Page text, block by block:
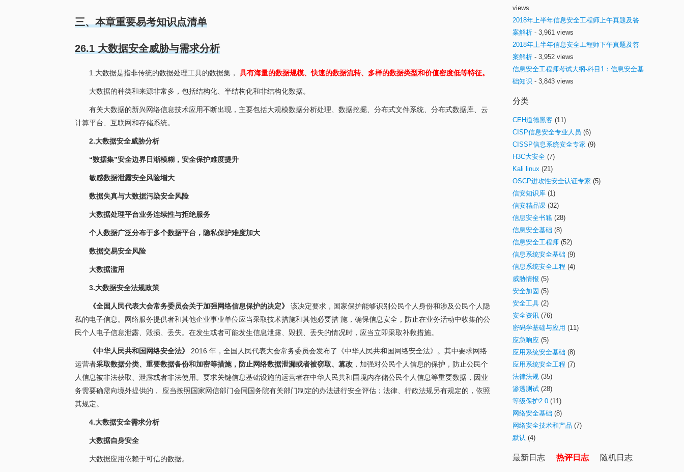
三、本章重要易考知识点清单
26.1 大数据安全威胁与需求分析
1.大数据是指非传统的数据处理工具的数据集， 具有海量的数据规模、快速的数据流转、多样的数据类型和价值密度低等特征。
大数据的种类和来源非常多，包括结构化、半结构化和非结构化数据。
有关大数据的新兴网络信息技术应用不断出现，主要包括大规模数据分析处理、数据挖掘、分布式文件系统、分布式数据库、云
计算平台、互联网和存储系统。
2.大数据安全威胁分析
“数据集”安全边界日渐模糊，安全保护难度提升
敏感数据泄露安全风险增大
数据失真与大数据污染安全风险
大数据处理平台业务连续性与拒绝服务
个人数据广泛分布于多个数据平台，隐私保护难度加大
数据交易安全风险
大数据滥用
3.大数据安全法规政策
《全国人民代表大会常务委员会关于加强网络信息保护的决定》 该决定要求，国家保护能够识别公民个人身份和涉及公民个人隐
私的电子信息。网络服务提供者和其他企业事业单位应当采取技术措施和其他必要措 施，确保信息安全，防止在业务活动中收集的公
民个人电子信息泄露、毁损、丢失。在发生或者可能发生信息泄露、毁损、丢失的情况时，应当立即采取补救措施。
《中华人民共和国网络安全法》 2016 年，全国人民代表大会常务委员会发布了《中华人民共和国网络安全法》。其中要求网络
运营者采取数据分类、重要数据备份和加密等措施，防止网络数据泄漏或者被窃取、篡改 ，加强对公民个人信息的保护，防止公民个
人信息被非法获取、泄露或者非法使用。要求关键信息基础设施的运营者在中华人民共和国境内存储公民个人信息等重要数据，因业
务需要确需向境外提供的， 应当按照国家网信部门会同国务院有关部门制定的办法进行安全评估；法律、行政法规另有规定的，依照
其规定。
4.大数据安全需求分析
大数据自身安全
大数据应用依赖于可信的数据。
views
2018年上半年信息安全工程师上午真题及答
案解析 - 3,961 views
2018年上半年信息安全工程师下午真题及答
案解析 - 3,952 views
信息安全工程师考试大纲-科目1：信息安全基
础知识 - 3,843 views
分类
CEH道德黑客 (11)
CISP信息安全专业人员 (6)
CISSP信息系统安全专家 (9)
H3C大安全 (7)
Kali linux (21)
OSCP进攻性安全认证专家 (5)
信安知识库 (1)
信安精品课 (32)
信息安全书籍 (28)
信息安全基础 (8)
信息安全工程师 (52)
信息系统安全基础 (9)
信息系统安全工程 (4)
威胁情报 (5)
安全加固 (5)
安全工具 (2)
安全资讯 (76)
密码学基础与应用 (11)
应急响应 (5)
应用系统安全基础 (8)
应用系统安全工程 (7)
法律法规 (35)
渗透测试 (28)
等级保护2.0 (11)
网络安全基础 (8)
网络安全技术和产品 (7)
默认 (4)
最新日志 热评日志 随机日志